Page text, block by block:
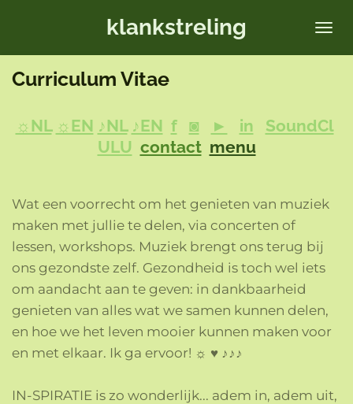
naar
de
klankstreling
Curriculum Vitae
☼NL ☼EN ♪NL ♪EN f ◙ ► in
SoundCl
ULU contact menu
Wat een voorrecht om het genieten van muziek
maken met jullie te delen, via concerten of
lessen, workshops. Muziek brengt ons terug bij
ons gezondste zelf. Gezondheid is toch wel iets
om aandacht aan te geven: in dankbaarheid
genieten van alles wat we samen kunnen delen,
en hoe we het leven mooier kunnen maken voor
en met elkaar. Ik ga ervoor! ☼ ♥ ♪♪♪
IN-SPIRATIE is zo wonderlijk... adem in, adem uit,